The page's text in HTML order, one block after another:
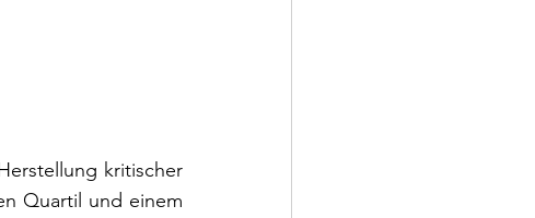
kritischer
Quartil und einem